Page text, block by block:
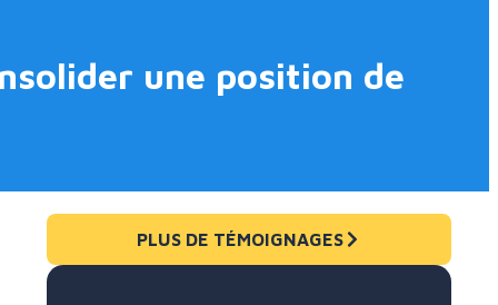
une position de
PLUS DE TÉMOIGNAGES